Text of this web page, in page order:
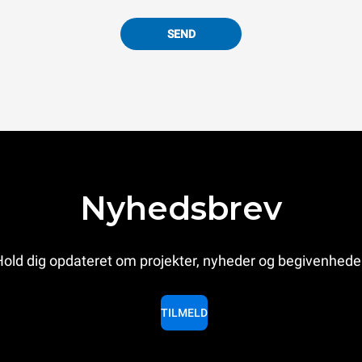
SEND
Nyhedsbrev
dig opdateret om projekter, nyheder og
TILMELD